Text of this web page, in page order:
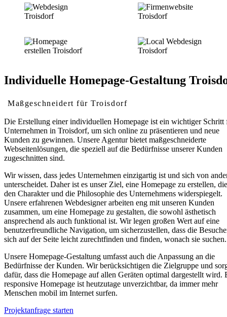
Individuelle Homepage-Gestaltung
Maßgeschneidert für Troisdorf
Die Erstellung einer individuellen Homepage ist ein wichtiger Schritt
Unternehmen in Troisdorf, um sich online zu präsentieren und neue
Kunden zu gewinnen. Unsere Agentur bietet maßgeschneiderte
Webseitenlösungen, die speziell auf die Bedürfnisse unserer Kunden
zugeschnitten sind.
Wir wissen, dass jedes Unternehmen einzigartig ist und sich von
unterscheidet. Daher ist es unser Ziel, eine Homepage zu erstellen, die
den Charakter und die Philosophie des Unternehmens widerspiegelt.
Unsere erfahrenen Webdesigner arbeiten eng mit unseren Kunden
zusammen, um eine Homepage zu gestalten, die sowohl ästhetisch
ansprechend als auch funktional ist. Wir legen großen Wert auf eine
benutzerfreundliche Navigation, um sicherzustellen, dass die
sich auf der Seite leicht zurechtfinden und finden, wonach sie suchen.
Unsere Homepage-Gestaltung umfasst auch die Anpassung an die
Bedürfnisse der Kunden. Wir berücksichtigen die Zielgruppe und
dafür, dass die Homepage auf allen Geräten optimal dargestellt wird.
responsive Homepage ist heutzutage unverzichtbar, da immer mehr
Menschen mobil im Internet surfen.
Projektanfrage starten